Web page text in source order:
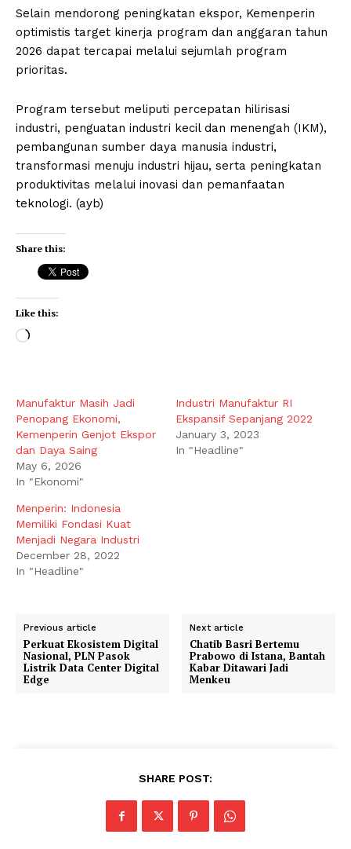
Selain mendorong peningkatan ekspor, Kemenperin
optimistis target kinerja program dan anggaran tahun
2026 dapat tercapai melalui sejumlah program
prioritas.
Program tersebut meliputi percepatan hilirisasi
industri, penguatan industri kecil dan menengah (IKM),
pembangunan sumber daya manusia industri,
transformasi menuju industri hijau, serta peningkatan
produktivitas melalui inovasi dan pemanfaatan
teknologi. (ayb)
Share this:
Like this:
L
n
g
…
Manufaktur Masih Jadi
Penopang Ekonomi,
Kemenperin Genjot Ekspor
dan Daya Saing
May 6, 2026
In "Ekonomi"
Industri Manufaktur RI
Ekspansif Sepanjang 2022
January 3, 2023
In "Headline"
Menperin: Indonesia
Memiliki Fondasi Kuat
Menjadi Negara Industri
December 28, 2022
In "Headline"
Previous article
Perkuat Ekosistem Digital
Nasional, PLN Pasok
Listrik Data Center Digital
Edge
Next article
Chatib Basri Bertemu
Prabowo di Istana, Bantah
Kabar Ditawari Jadi
Menkeu
SHARE POST: